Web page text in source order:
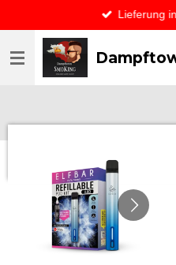
Hauptinhalt
springen
Lieferung